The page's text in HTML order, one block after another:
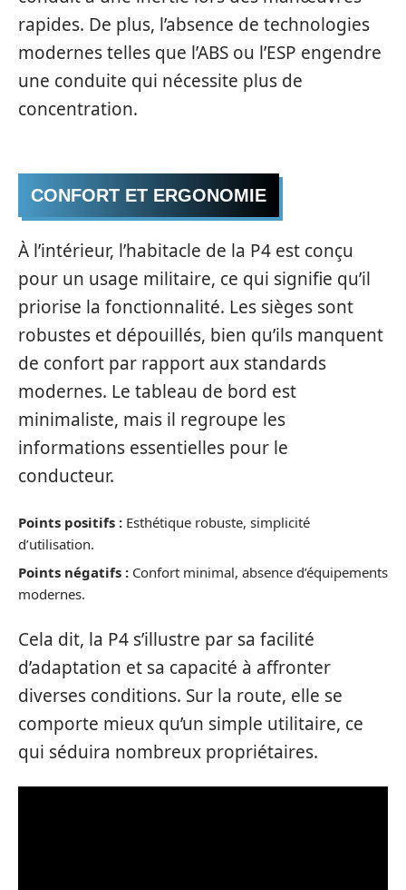
rapides. De plus, l’absence de technologies
modernes telles que l’ABS ou l’ESP engendre
une conduite qui nécessite plus de
concentration.
CONFORT ET ERGONOMIE
À l’intérieur, l’habitacle de la P4 est conçu
pour un usage militaire, ce qui signifie qu’il
priorise la fonctionnalité. Les sièges sont
robustes et dépouillés, bien qu’ils manquent
de confort par rapport aux standards
modernes. Le tableau de bord est
minimaliste, mais il regroupe les
informations essentielles pour le
conducteur.
Points positifs : Esthétique robuste, simplicité
d’utilisation.
Points négatifs : Confort minimal, absence d’équipements
modernes.
Cela dit, la P4 s’illustre par sa facilité
d’adaptation et sa capacité à affronter
diverses conditions. Sur la route, elle se
comporte mieux qu’un simple utilitaire, ce
qui séduira nombreux propriétaires.